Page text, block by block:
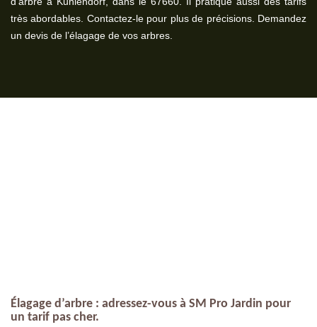
très abordables. Contactez-le pour plus de précisions. Demandez
un devis de l’élagage de vos arbres.
Élagage d’arbre : adressez-vous à SM Pro Jardin pour
un tarif pas cher.